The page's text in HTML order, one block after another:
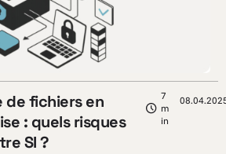
de fichiers en
: quels risques
SI ?
7
m
in